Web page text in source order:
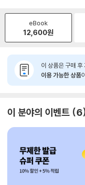
eBook
12,600원
이 상품은 구매 후
이용 가능한 상품
이 분야의 이벤트 6